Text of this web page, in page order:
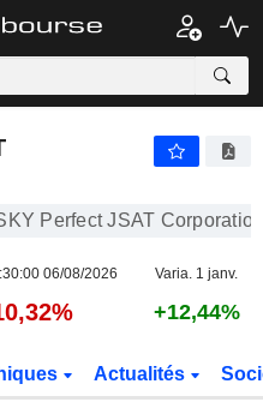
Perfect JSAT
06/08/2026 Varia. 1 janv.
+12,44%
Actualités